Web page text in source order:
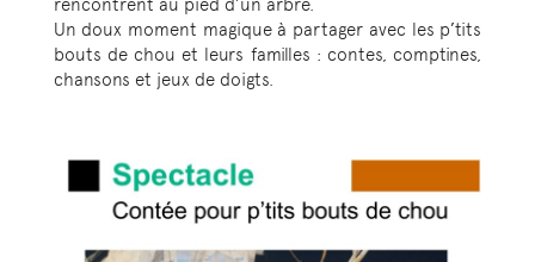
rencontrent au pied d’un arbre.
Un doux moment magique à partager avec les p’tits
bouts de chou et leurs familles : contes, comptines,
chansons et jeux de doigts.